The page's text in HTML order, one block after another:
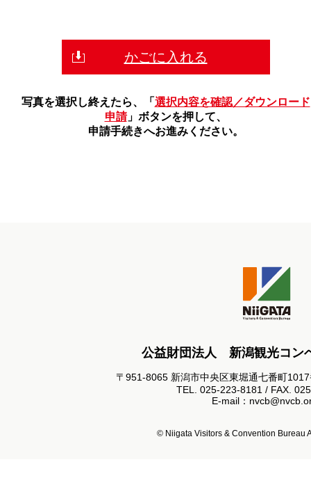
かごに入れる
写真を選択し終えたら、「 選択内容を確認／ダウンロード
申請」ボタンを押して、
申請手続きへお進みください。
公益財団法人 新潟観光コン
〒951-8065 新潟市中央区東堀通七番町
TEL. 025-223-8181 / FAX.
E-mail：
© Niigata Visitors & Convention Bureau